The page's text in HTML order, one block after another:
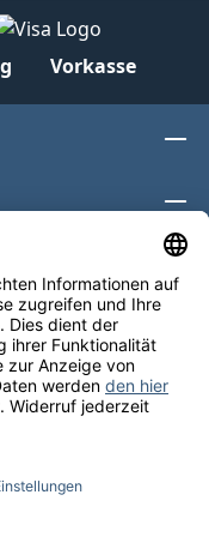
Vorkasse
zzgl.
Kontrollverfahren